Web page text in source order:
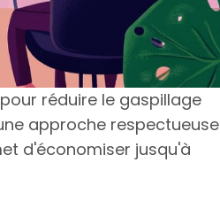
réduire le gaspillage
approche respectueuse
d'économiser jusqu'à